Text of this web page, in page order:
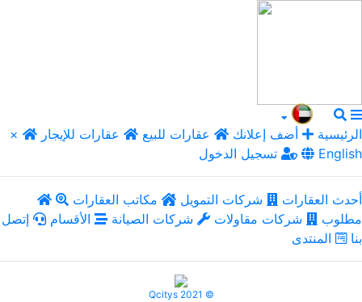
× الرئيسية أضف إعلانك عقارات للبيع
عقارات للإيجار
تسجيل الدخول
English
أحدث العقارات شركات التمويل
مكاتب العقارات
مطلوب
شركات مقاولات شركات الصيانة الأقسام
إتصل
بنا
المنتدى
Qcitys 2021 ©